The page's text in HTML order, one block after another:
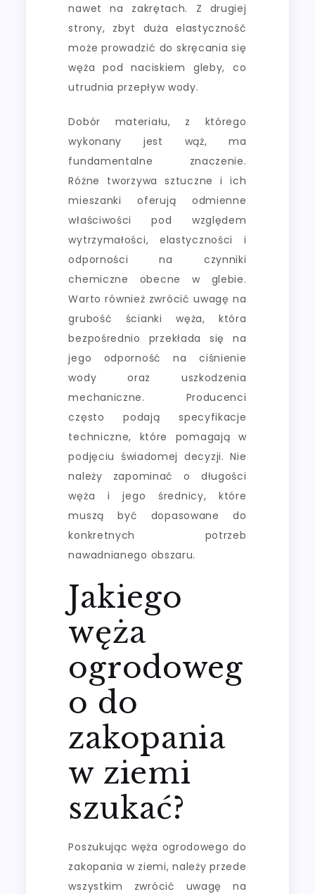
nawet na zakrętach. Z drugiej
strony, zbyt duża elastyczność
może prowadzić do skręcania się
węża pod naciskiem gleby, co
utrudnia przepływ wody.
Dobór materiału, z którego
wykonany jest wąż, ma
fundamentalne znaczenie.
Różne tworzywa sztuczne i ich
mieszanki oferują odmienne
właściwości pod względem
wytrzymałości, elastyczności i
odporności na czynniki
chemiczne obecne w glebie.
Warto również zwrócić uwagę na
grubość ścianki węża, która
bezpośrednio przekłada się na
jego odporność na ciśnienie
wody oraz uszkodzenia
mechaniczne. Producenci
często podają specyfikacje
techniczne, które pomagają w
podjęciu świadomej decyzji. Nie
należy zapominać o długości
węża i jego średnicy, które
muszą być dopasowane do
konkretnych potrzeb
nawadnianego obszaru.
Jakiego
węża
ogrodoweg
o do
zakopania
w ziemi
szukać?
Poszukując węża ogrodowego do
zakopania w ziemi, należy przede
wszystkim zwrócić uwagę na